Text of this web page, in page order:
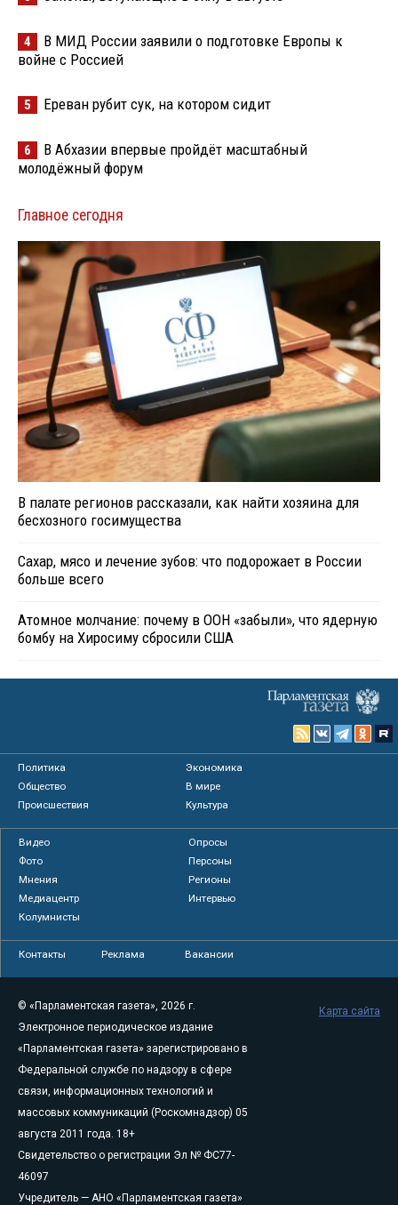
4
В МИД России заявили о подготовке Европы к
войне с Россией
5 Ереван рубит сук, на котором сидит
6
В Абхазии впервые пройдёт масштабный
молодёжный форум
Главное сегодня
В палате регионов рассказали, как найти хозяина для
бесхозного госимущества
Сахар, мясо и лечение зубов: что подорожает в России
больше всего
Атомное молчание: почему в ООН «забыли», что ядерную
бомбу на Хиросиму сбросили США
Политика
Экономика
Общество
В мире
Происшествия
Культура
Видео
Опросы
Фото
Персоны
Мнения
Регионы
Медиацентр
Интервью
Колумнисты
Контакты Реклама Вакансии
© «Парламентская газета», 2026 г.
Электронное периодическое издание
«Парламентская газета» зарегистрировано в
Федеральной службе по надзору в сфере
связи, информационных технологий и
массовых коммуникаций (Роскомнадзор) 05
августа 2011 года. 18+
Свидетельство о регистрации Эл № ФС77-
46097
Учредитель — АНО «Парламентская газета»
Карта сайта